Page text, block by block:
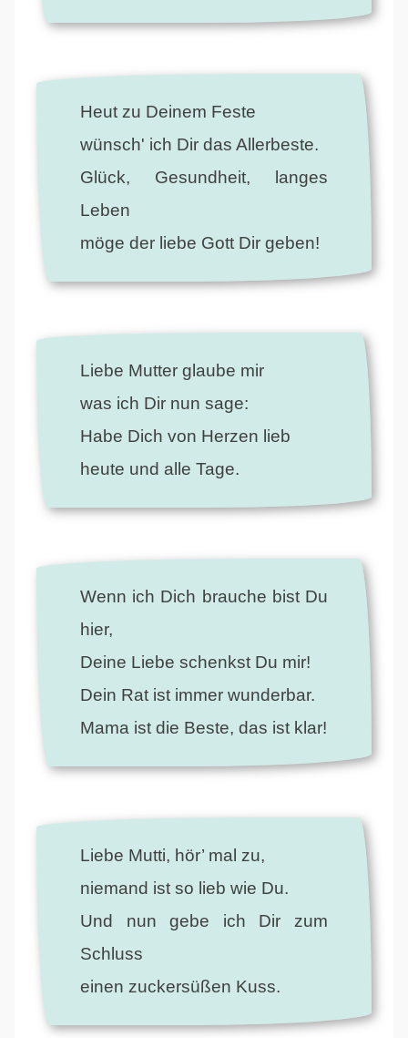
Heut zu Deinem Feste
wünsch' ich Dir das Allerbeste.
Glück, Gesundheit, langes
Leben
möge der liebe Gott Dir geben!
Liebe Mutter glaube mir
was ich Dir nun sage:
Habe Dich von Herzen lieb
heute und alle Tage.
Wenn ich Dich brauche bist Du
hier,
Deine Liebe schenkst Du mir!
Dein Rat ist immer wunderbar.
Mama ist die Beste, das ist klar!
Liebe Mutti, hör’ mal zu,
niemand ist so lieb wie Du.
Und nun gebe ich Dir zum
Schluss
einen zuckersüßen Kuss.